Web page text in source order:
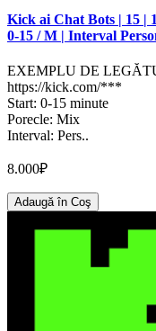
Kick ai Chat Bots | 15 |
0-15 / M | Interval
EXEMPLU DE
https://kick.com/***
Start: 0-15 minute
Porecle: Mix
Interval: Pers..
8.000₽
Adaugă în Coş